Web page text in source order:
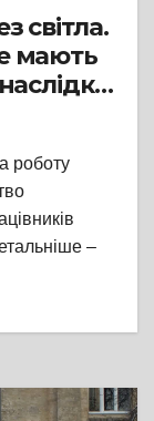
світла.
мають
роботу
–